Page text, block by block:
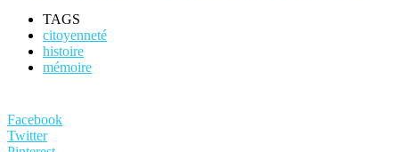
TAGS
citoyenneté
histoire
mémoire
Facebook
Twitter